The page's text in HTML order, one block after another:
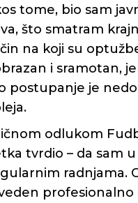
tome, bio sam
što smatram
na koji su
i sramotan,
postupanje je
odlukom
tvrdio – da sam
radnjama.
profesionalno